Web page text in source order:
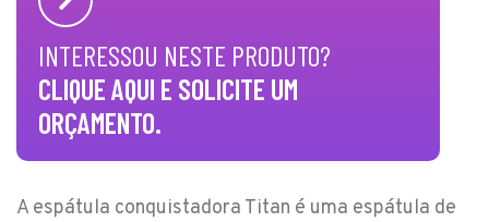
INTERESSOU NESTE PRODUTO?
CLIQUE AQUI E SOLICITE UM
ORÇAMENTO.
A espátula conquistadora Titan é uma espátula de